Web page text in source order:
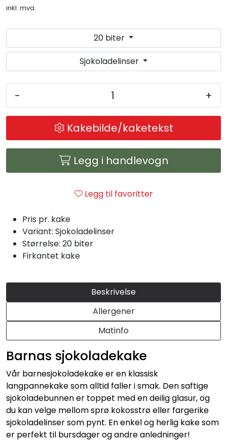
inkl. mva.
20 biter
Sjokoladelinser
- +
Kakebilde/kaketekst
Legg i handlevogn
Legg til favoritter
Pris pr. kake
Variant: Sjokoladelinser
Størrelse: 20 biter
Firkantet kake
Beskrivelse
Allergener
Matinfo
Barnas sjokoladekake
Vår barnesjokoladekake er en klassisk
langpannekake som alltid faller i smak. Den saftige
sjokoladebunnen er toppet med en deilig glasur, og
du kan velge mellom sprø kokosstrø eller fargerike
sjokoladelinser som pynt. En enkel og herlig kake som
er perfekt til bursdager og andre anledninger!
Julemat
Bestselgere
Konfirmasjon
Minnestund
Konditori
Tapas
Grillmat